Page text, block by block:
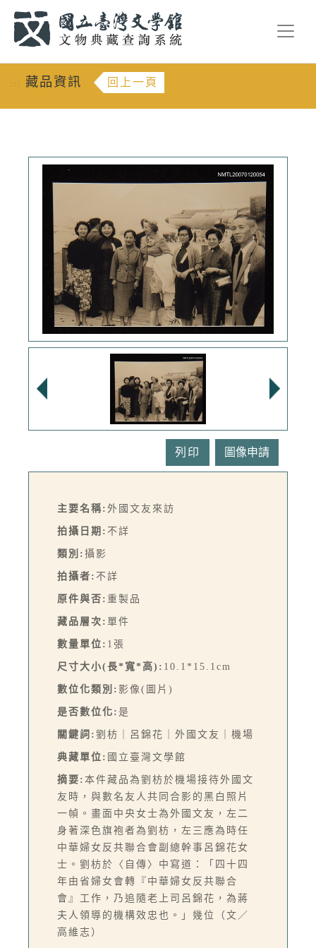
::: 藏品資訊 回上一頁
列印
主要名稱: 外國文友來訪
拍攝日期: 不詳
類別: 攝影
拍攝者: 不詳
原件與否: 重製品
藏品層次: 單件
數量單位: 1張
尺寸大小(長*寬*高): 10.1*15.1cm
數位化類別: 影像(圖片)
是否數位化: 是
關鍵詞: 劉枋｜呂錦花｜外國文友｜機場
典藏單位: 國立臺灣文學館
摘要: 本件藏品為劉枋於機場接待外國文
友時，與數名友人共同合影的黑白照片
一幀。畫面中央女士為外國文友，左二
身著深色旗袍者為劉枋，左三應為時任
中華婦女反共聯合會副總幹事呂錦花女
士。劉枋於〈自傳〉中寫道：「四十四
年由省婦女會轉『中華婦女反共聯合
會』工作，乃追隨老上司呂錦花，為蔣
夫人領導的機構效忠也。」幾位（文／
高維志）